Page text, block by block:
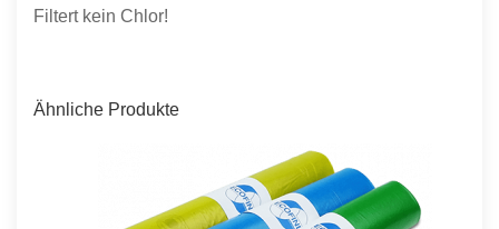
Filtert kein Chlor!
Ähnliche Produkte